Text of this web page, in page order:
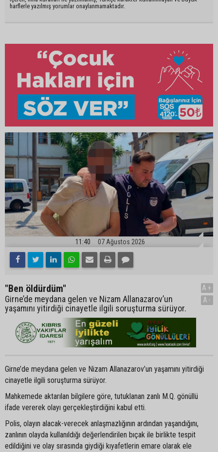
harflerle yazılmış yorumlar onaylanmamaktadır.
11:40 07 Ağustos 2026
"Ben öldürdüm"
Girne’de meydana gelen ve Nizam Allanazarov’un
yaşamını yitirdiği cinayetle ilgili soruşturma sürüyor.
A+
A-
Girne’de meydana gelen ve Nizam Allanazarov’un yaşamını yitirdiği
cinayetle ilgili soruşturma sürüyor.
Mahkemede aktarılan bilgilere göre, tutuklanan zanlı M.Q. gönüllü
ifade vererek olayı gerçekleştirdiğini kabul etti.
Polis, olayın alacak-verecek anlaşmazlığının ardından yaşandığını,
zanlının olayda kullanıldığı değerlendirilen bıçak ile birlikte tespit
edildiğini ve olay sırasında giydiği kıyafetlerin emare olarak ele